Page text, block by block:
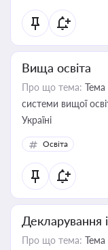
Вища освіта
Про що тема: Тема
системи вищої
Україні
Освіта
Декларування
Про що тема: Тема